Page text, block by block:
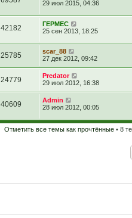
29 июл 2015, 04:36
42182
ГЕРМЕС
25 сен 2013, 18:25
25785
scar_88
27 дек 2012, 09:42
24779
Predator
29 июл 2012, 16:38
40609
Admin
28 июл 2012, 00:05
Отметить все темы как прочтённые • 8